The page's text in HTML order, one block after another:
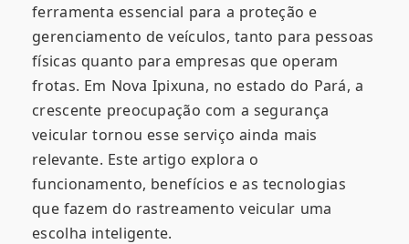
ferramenta essencial para a proteção e
gerenciamento de veículos, tanto para pessoas
físicas quanto para empresas que operam
frotas. Em Nova Ipixuna, no estado do Pará, a
crescente preocupação com a segurança
veicular tornou esse serviço ainda mais
relevante. Este artigo explora o
funcionamento, benefícios e as tecnologias
que fazem do rastreamento veicular uma
escolha inteligente.